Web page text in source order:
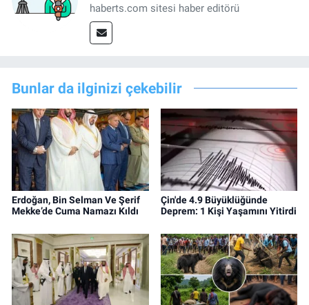
haberts.com sitesi haber editörü
Bunlar da ilginizi çekebilir
Erdoğan, Bin Selman Ve Şerif
Mekke’de Cuma Namazı Kıldı
Çin'de 4.9 Büyüklüğünde
Deprem: 1 Kişi Yaşamını Yitirdi